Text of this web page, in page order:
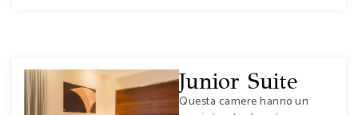
Junior Suite
Questa camere hanno un